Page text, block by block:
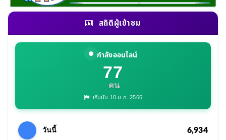
สถิติผู้เข้าชม
กำลังออนไลน์
77
คน
เริ่มนับ 10 ม.ค. 2566
วันนี้ 6,934